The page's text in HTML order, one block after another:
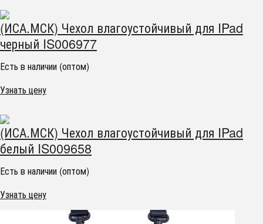
(ИСА.МСК) Чехол влагоустойчивый для IPad
черный IS006977
Есть в наличии (оптом)
Узнать цену
(ИСА.МСК) Чехол влагоустойчивый для IPad
белый IS009658
Есть в наличии (оптом)
Узнать цену